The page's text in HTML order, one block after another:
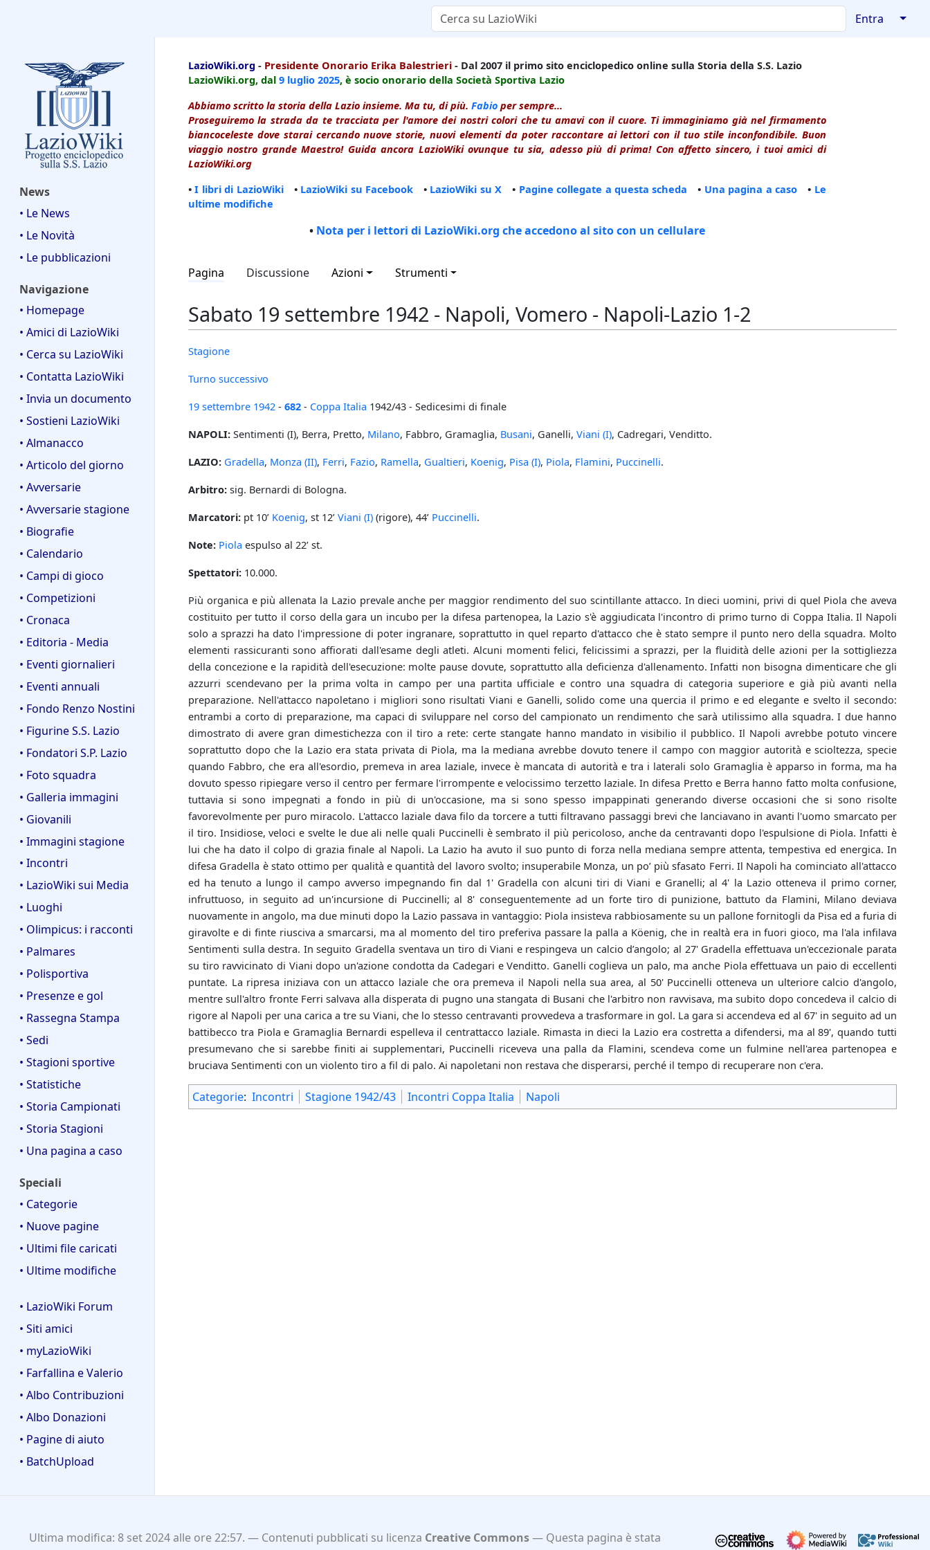
Entra ↓
News
• Le News
• Le Novità
• Le pubblicazioni
Navigazione
• Homepage
• Amici di LazioWiki
• Cerca su LazioWiki
• Contatta LazioWiki
• Invia un documento
• Sostieni LazioWiki
• Almanacco
• Articolo del giorno
• Avversarie
• Avversarie stagione
• Biografie
• Calendario
• Campi di gioco
• Competizioni
• Cronaca
• Editoria - Media
• Eventi giornalieri
• Eventi annuali
• Fondo Renzo Nostini
• Figurine S.S. Lazio
• Fondatori S.P. Lazio
• Foto squadra
• Galleria immagini
• Giovanili
• Immagini stagione
• Incontri
• LazioWiki sui Media
• Luoghi
• Olimpicus: i racconti
• Palmares
• Polisportiva
• Presenze e gol
• Rassegna Stampa
• Sedi
• Stagioni sportive
• Statistiche
• Storia Campionati
• Storia Stagioni
• Una pagina a caso
Speciali
• Categorie
• Nuove pagine
• Ultimi file caricati
• Ultime modifiche
• LazioWiki Forum
• Siti amici
• myLazioWiki
• Farfallina e Valerio
• Albo Contribuzioni
• Albo Donazioni
• Pagine di aiuto
• BatchUpload
LazioWiki.org - Presidente Onorario Erika Balestrieri - Dal 2007 il primo sito enciclopedico online sulla Storia della S.S. Lazio
LazioWiki.org, dal 9 luglio 2025, è socio onorario della Società Sportiva Lazio
Abbiamo scritto la storia della Lazio insieme. Ma tu, di più. Fabio per sempre...
Proseguiremo la strada da te tracciata per l'amore dei nostri colori che tu amavi con il cuore. Ti immaginiamo già nel firmamento
biancoceleste dove starai cercando nuove storie, nuovi elementi da poter raccontare ai lettori con il tuo stile inconfondibile. Buon
viaggio nostro grande Maestro! Guida ancora LazioWiki ovunque tu sia, adesso più di prima! Con affetto sincero, i tuoi amici di
LazioWiki.org
•I libri di LazioWiki• LazioWiki su Facebook • LazioWiki su X • Pagine collegate a questa scheda • Una pagina a caso • Le
ultime modifiche
• Nota per i lettori di LazioWiki.org che accedono al sito con un cellulare
Pagina Discussione Azioni Strumenti
Sabato 19 settembre 1942 - Napoli, Vomero - Napoli-Lazio 1-2
Stagione
Turno successivo
19 settembre 1942 - 682 - Coppa Italia 1942/43 - Sedicesimi di finale
NAPOLI: Sentimenti (I), Berra, Pretto, Milano, Fabbro, Gramaglia, Busani, Ganelli, Viani (I), Cadregari, Venditto.
LAZIO: Gradella, Monza (II), Ferri, Fazio, Ramella, Gualtieri, Koenig, Pisa (I), Piola, Flamini, Puccinelli.
Arbitro: sig. Bernardi di Bologna.
Marcatori: pt 10’ Koenig, st 12’ Viani (I) (rigore), 44’ Puccinelli.
Note: Piola espulso al 22’ st.
Spettatori: 10.000.
Più organica e più allenata la Lazio prevale anche per maggior rendimento del suo scintillante attacco. In dieci uomini, privi di quel Piola che aveva
costituito per tutto il corso della gara un incubo per la difesa partenopea, la Lazio s'è aggiudicata l'incontro di primo turno di Coppa Italia. Il Napoli
solo a sprazzi ha dato l'impressione di poter ingranare, soprattutto in quel reparto d'attacco che è stato sempre il punto nero della squadra. Molto
elementi rassicuranti sono affiorati dall'esame degli atleti. Alcuni momenti felici, felicissimi a sprazzi, per la fluidità delle azioni per la sottigliezza
della concezione e la rapidità dell'esecuzione: molte pause dovute, soprattutto alla deficienza d'allenamento. Infatti non bisogna dimenticare che gli
azzurri scendevano per la prima volta in campo per una partita ufficiale e contro una squadra di categoria superiore e già più avanti nella
preparazione. Nell'attacco napoletano i migliori sono risultati Viani e Ganelli, solido come una quercia il primo e ed elegante e svelto il secondo:
entrambi a corto di preparazione, ma capaci di sviluppare nel corso del campionato un rendimento che sarà utilissimo alla squadra. I due hanno
dimostrato di avere gran dimestichezza con il tiro a rete: certe stangate hanno mandato in visibilio il pubblico. Il Napoli avrebbe potuto vincere
soprattutto dopo che la Lazio era stata privata di Piola, ma la mediana avrebbe dovuto tenere il campo con maggior autorità e scioltezza, specie
quando Fabbro, che era all'esordio, premeva in area laziale, invece è mancata di autorità e tra i laterali solo Gramaglia è apparso in forma, ma ha
dovuto spesso ripiegare verso il centro per fermare l'irrompente e velocissimo terzetto laziale. In difesa Pretto e Berra hanno fatto molta confusione,
tuttavia si sono impegnati a fondo in più di un'occasione, ma si sono spesso impappinati generando diverse occasioni che si sono risolte
favorevolmente per puro miracolo. L'attacco laziale dava filo da torcere a tutti filtravano passaggi brevi che lanciavano in avanti l'uomo smarcato per
il tiro. Insidiose, veloci e svelte le due ali nelle quali Puccinelli è sembrato il più pericoloso, anche da centravanti dopo l'espulsione di Piola. Infatti è
lui che ha dato il colpo di grazia finale al Napoli. La Lazio ha avuto il suo punto di forza nella mediana sempre attenta, tempestiva ed energica. In
difesa Gradella è stato ottimo per qualità e quantità del lavoro svolto; insuperabile Monza, un po’ più sfasato Ferri. Il Napoli ha cominciato all'attacco
ed ha tenuto a lungo il campo avverso impegnando fin dal 1' Gradella con alcuni tiri di Viani e Granelli; al 4' la Lazio otteneva il primo corner,
infruttuoso, in seguito ad un'incursione di Puccinelli; al 8' conseguentemente ad un forte tiro di punizione, battuto da Flamini, Milano deviava
nuovamente in angolo, ma due minuti dopo la Lazio passava in vantaggio: Piola insisteva rabbiosamente su un pallone fornitogli da Pisa ed a furia di
giravolte e di finte riusciva a smarcarsi, ma al momento del tiro preferiva passare la palla a Köenig, che in realtà era in fuori gioco, ma l'ala infilava
Sentimenti sulla destra. In seguito Gradella sventava un tiro di Viani e respingeva un calcio d’angolo; al 27' Gradella effettuava un'eccezionale parata
su tiro ravvicinato di Viani dopo un'azione condotta da Cadegari e Venditto. Ganelli coglieva un palo, ma anche Piola effettuava un paio di eccellenti
puntate. La ripresa iniziava con un attacco laziale che ora premeva il Napoli nella sua area, al 50' Puccinelli otteneva un ulteriore calcio d'angolo,
mentre sull'altro fronte Ferri salvava alla disperata di pugno una stangata di Busani che l'arbitro non ravvisava, ma subito dopo concedeva il calcio di
rigore al Napoli per una carica a tre su Viani, che lo stesso centravanti provvedeva a trasformare in gol. La gara si accendeva ed al 67' in seguito ad un
battibecco tra Piola e Gramaglia Bernardi espelleva il centrattacco laziale. Rimasta in dieci la Lazio era costretta a difendersi, ma al 89', quando tutti
presumevano che si sarebbe finiti ai supplementari, Puccinelli riceveva una palla da Flamini, scendeva come un fulmine nell'area partenopea e
bruciava Sentimenti con un violento tiro a fil di palo. Ai napoletani non restava che disperarsi, perché il tempo di recuperare non c'era.
Categorie: Incontri Stagione 1942/43 Incontri Coppa Italia Napoli
Ultima modifica: 8 set 2024 alle ore 22:57. Contenuti pubblicati su licenza Creative Commons
Questa pagina è stata